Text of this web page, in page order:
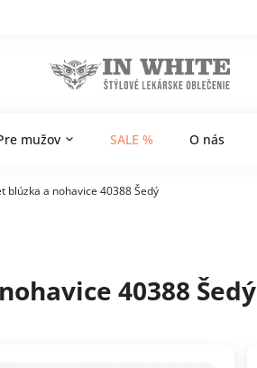
mužov SALE % O nás
blúzka a nohavice 40388 Šedý
40388 Šedý